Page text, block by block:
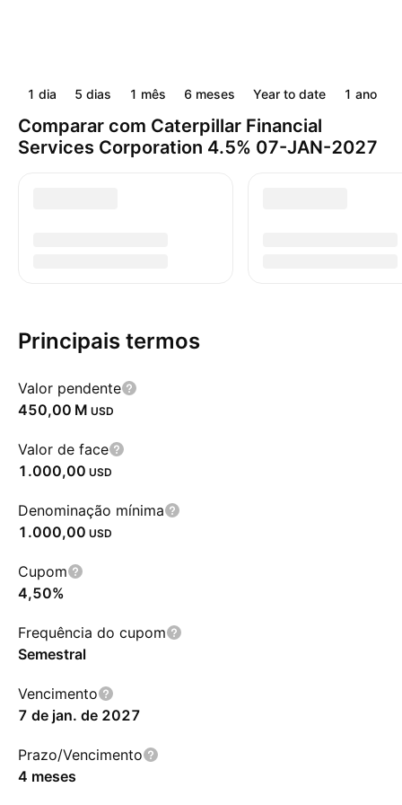
1 dia 5 dias 1 mês 6 meses Year to date 1 ano
Comparar com Caterpillar Financial
Services Corporation 4.5% 07-JAN-2027
Principais termos
Valor pendente
‪450,00 M‬ USD
Valor de face
1.000,00 USD
Denominação mínima
1.000,00 USD
Cupom
4,50%
Frequência do cupom
Semestral
Vencimento
7 de jan. de 2027
Prazo/Vencimento
4 meses